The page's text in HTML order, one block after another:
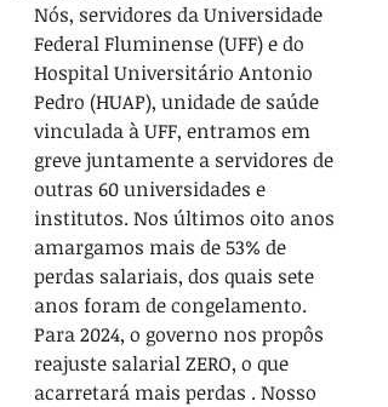
Nós, servidores da Universidade
Federal Fluminense (UFF) e do
Hospital Universitário Antonio
Pedro (HUAP), unidade de saúde
vinculada à UFF, entramos em
greve juntamente a servidores de
outras 60 universidades e
institutos. Nos últimos oito anos
amargamos mais de 53% de
perdas salariais, dos quais sete
anos foram de congelamento.
Para 2024, o governo nos propôs
reajuste salarial ZERO, o que
acarretará mais perdas . Nosso